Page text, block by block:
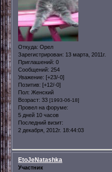
Откуда: Орел
Зарегистрирован: 13 марта, 2011г.
Приглашений: 0
Сообщений: 254
Уважение: [+23/-0]
Позитив: [+12/-0]
Пол: Женский
Возраст: 33 [1993-06-18]
Провел на форуме:
5 дней 10 часов
Последний визит:
2 декабря, 2012г. 18:44:03
EtoJeNatashka
Участник